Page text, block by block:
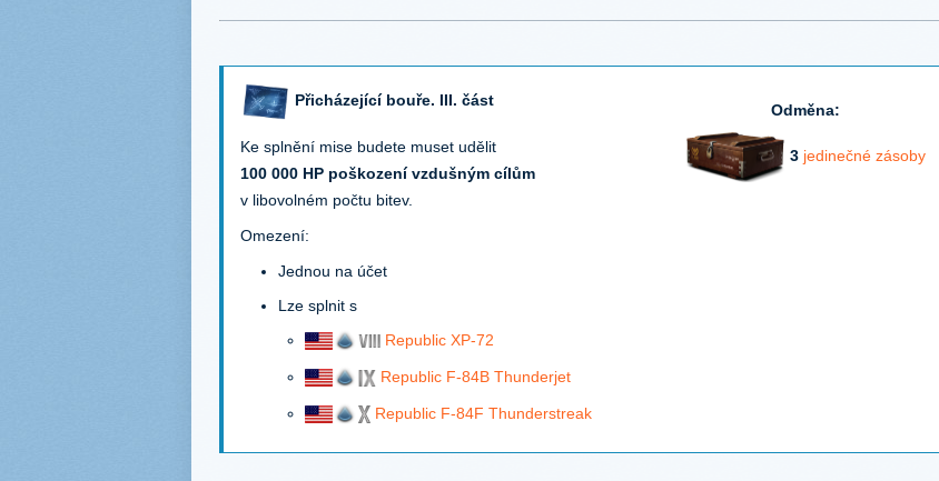
Přicházející bouře. III. část
Odměna:
3 jedinečné zásoby
Ke splnění mise budete muset udělit
100 000 HP poškození vzdušným cílům
v libovolném počtu bitev.
Omezení:
Jednou na účet
Lze splnit s
Republic XP-72
Republic F-84B Thunderjet
Republic F-84F Thunderstreak